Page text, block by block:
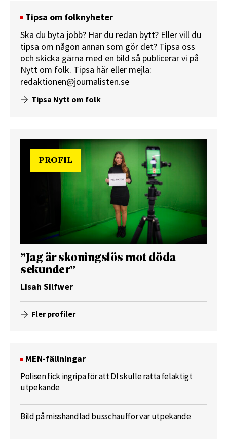
Tipsa om folknyheter
Ska du byta jobb? Har du redan bytt? Eller vill du
tipsa om någon annan som gör det? Tipsa oss
och skicka gärna med en bild så publicerar vi på
Nytt om folk. Tipsa här eller mejla:
redaktionen@journalisten.se
Tipsa Nytt om folk
PROFIL
”Jag är skoningslös mot döda
sekunder”
Lisah Silfwer
Fler profiler
MEN-fällningar
Polisen fick ingripa för att DI skulle rätta felaktigt
utpekande
Bild på misshandlad busschaufför var utpekande